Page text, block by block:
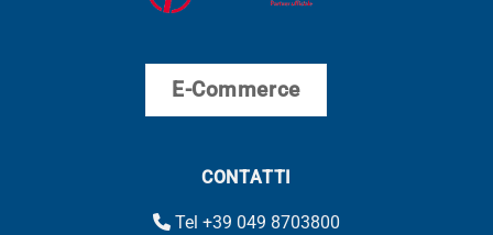
E-Commerce
CONTATTI
Tel +39 049 8703800